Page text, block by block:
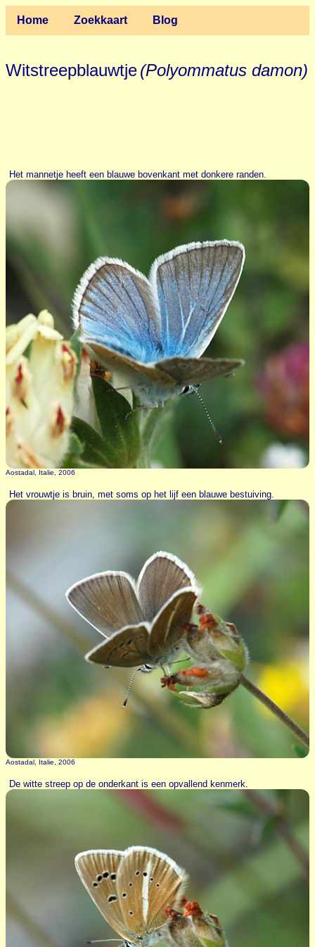
Home Zoekkaart Blog
Witstreepblauwtje(Polyommatus damon)
Het mannetje heeft een blauwe bovenkant met donkere randen.
Aostadal, Italie, 2006
Het vrouwtje is bruin, met soms op het lijf een blauwe bestuiving.
Aostadal, Italie, 2006
De witte streep op de onderkant is een opvallend kenmerk.